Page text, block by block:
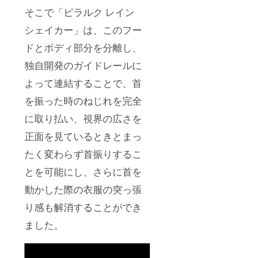
そこで「ピラルク レイン
シェイカー」は、このフー
ドとボディ部分を分離し、
独自開発のガイドレールに
よって連結することで、首
を振った時のねじれを完全
に取り払い、視界の広さを
正面を見ているときとまっ
たく変わらず首振りするこ
とを可能にし、さらに首を
動かした際の衣服の突っ張
り感も解消することができ
ました。